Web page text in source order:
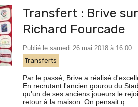
Transfert : Brive
Richard Fourcade
Publié le samedi 26 mai 2018 à 16:00
Transferts
Par le passé, Brive a réalisé
En recrutant l'ancien gourou du
qu'un de ses anciens joueurs le
retour à la maison. On pensait q...